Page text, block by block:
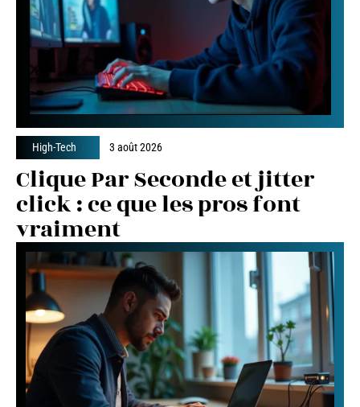
High-Tech 3 août 2026
Clique Par Seconde et jitter
click : ce que les pros font
vraiment